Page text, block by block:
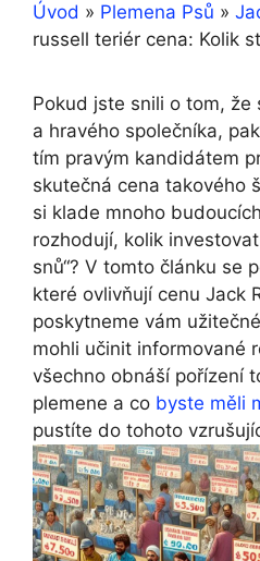
Úvod » Plemena Psů »
russell teriér cena: Kolik
Pokud jste snili o tom,
a hravého společníka,
tím pravým kandidátem
skutečná cena takového
si klade mnoho
rozhodují, kolik
snů“? V tomto článku se
které ovlivňují cenu Jack
poskytneme vám
mohli učinit informované
všechno obnáší pořízení
plemene a co byste měli
pustíte do tohoto